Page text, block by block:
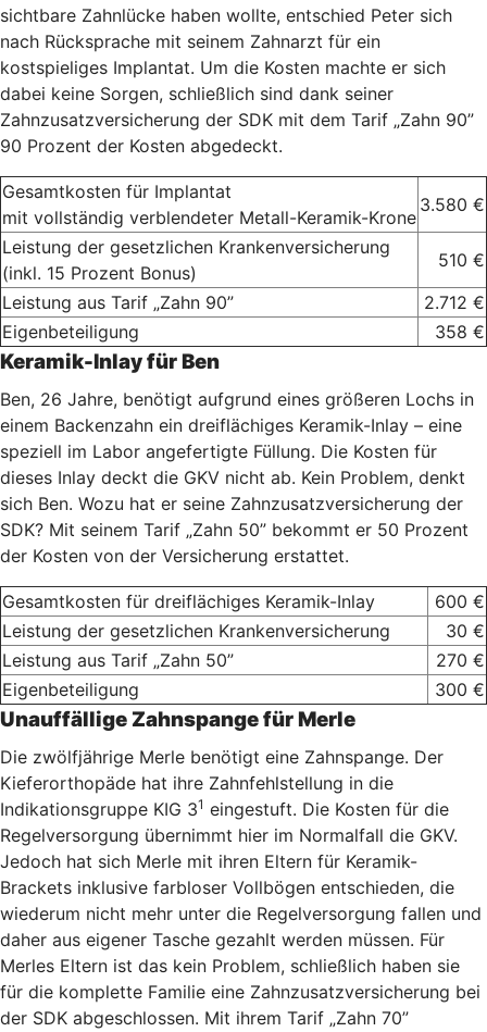
sichtbare Zahnlücke haben wollte, entschied Peter sich
nach Rücksprache mit seinem Zahnarzt für ein
kostspieliges Implantat. Um die Kosten machte er sich
dabei keine Sorgen, schließlich sind dank seiner
Zahnzusatzversicherung der SDK mit dem Tarif „Zahn 90”
90 Prozent der Kosten abgedeckt.
Gesamtkosten für Implantat
mit vollständig verblendeter Metall-Keramik-Krone
3.580 €
Leistung der gesetzlichen Krankenversicherung
(inkl. 15 Prozent Bonus)
510 €
Leistung aus Tarif „Zahn 90”
2.712 €
Eigenbeteiligung
358 €
Keramik-Inlay für Ben
Ben, 26 Jahre, benötigt aufgrund eines größeren Lochs in
einem Backenzahn ein dreiflächiges Keramik-Inlay – eine
speziell im Labor angefertigte Füllung. Die Kosten für
dieses Inlay deckt die GKV nicht ab. Kein Problem, denkt
sich Ben. Wozu hat er seine Zahnzusatzversicherung der
SDK? Mit seinem Tarif „Zahn 50” bekommt er 50 Prozent
der Kosten von der Versicherung erstattet.
Gesamtkosten für dreiflächiges Keramik-Inlay
600 €
Leistung der gesetzlichen Krankenversicherung
30 €
Leistung aus Tarif „Zahn 50”
270 €
Eigenbeteiligung
300 €
Unauffällige Zahnspange für Merle
Die zwölfjährige Merle benötigt eine Zahnspange. Der
Kieferorthopäde hat ihre Zahnfehlstellung in die
Indikationsgruppe KIG 31 eingestuft. Die Kosten für die
Regelversorgung übernimmt hier im Normalfall die GKV.
Jedoch hat sich Merle mit ihren Eltern für Keramik-
Brackets inklusive farbloser Vollbögen entschieden, die
wiederum nicht mehr unter die Regelversorgung fallen und
daher aus eigener Tasche gezahlt werden müssen. Für
Merles Eltern ist das kein Problem, schließlich haben sie
für die komplette Familie eine Zahnzusatzversicherung bei
der SDK abgeschlossen. Mit ihrem Tarif „Zahn 70”